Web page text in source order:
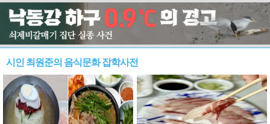
시인 최원준의 음식문화 잡학사전